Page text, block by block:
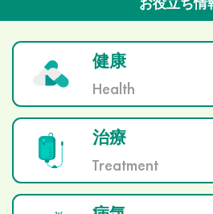
お役立ち情
健康
Health
治療
Treatment